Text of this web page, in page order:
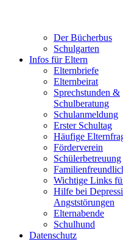
Der Bücherbus
Schulgarten
Infos für Eltern
Elternbriefe
Elternbeirat
Sprechstunden &
Schulberatung
Schulanmeldung
Erster Schultag
Häufige
Förderverein
Schülerbetreuung
Wichtige Links
Hilfe bei
Angststörungen
Elternabende
Schulhund
Datenschutz